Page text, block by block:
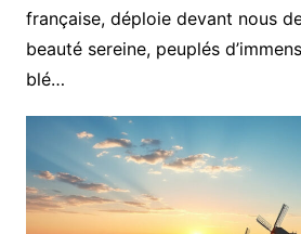
française, déploie devant nous
beauté sereine, peuplés
blé…